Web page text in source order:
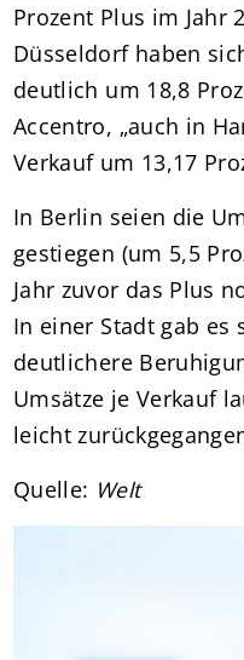
Prozent Plus im Jahr
Düsseldorf haben
deutlich um 18,8
Accentro, „auch in
Verkauf um 13,17
In Berlin seien die
gestiegen (um 5,5
Jahr zuvor das Plus
In einer Stadt gab es
deutlichere
Umsätze je Verkauf
leicht
Quelle: Welt